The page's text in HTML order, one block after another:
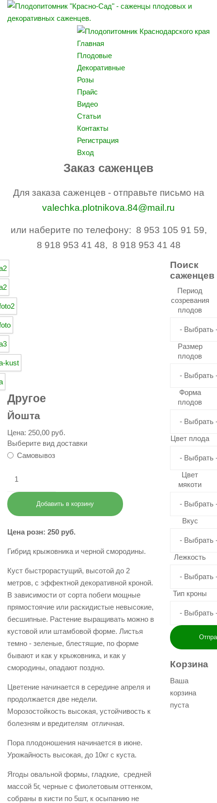
Главная
Плодовые
Декоративные
Розы
Прайс
Видео
Статьи
Контакты
Регистрация
Вход
Заказ саженцев
Для заказа саженцев - отправьте письмо на
valechka.plotnikova.84@mail.ru
или наберите по телефону: 8 953 105 91 59,
8 918 953 41 48, 8 918 953 41 48
Другое
Йошта
Цена: 250,00 руб.
Выберите вид доставки
Самовывоз
Цена розн: 250 руб.
Гибрид крыжовника и черной смородины.
Куст быстрорастущий, высотой до 2
метров, с эффектной декоративной кроной.
В зависимости от сорта побеги мощные
прямостоячие или раскидистые невысокие,
бесшипные. Растение выращивать можно в
кустовой или штамбовой форме. Листья
темно - зеленые, блестящие, по форме
бывают и как у крыжовника, и как у
смородины, опадают поздно.
Цветение начинается в середине апреля и
продолжается две недели.
Морозостойкость высокая, устойчивость к
болезням и вредителям отличная.
Пора плодоношения начинается в июне.
Урожайность высокая, до 10кг с куста.
Ягоды овальной формы, гладкие, средней
массой 5г, черные с фиолетовым оттенком,
собраны в кисти по 5шт, к осыпанию не
Поиск
саженцев
Период
созревания
плодов
Размер
плодов
Форма
плодов
Цвет плода
Цвет
мякоти
Вкус
Лежкость
Тип кроны
Корзина
Ваша
корзина
пуста